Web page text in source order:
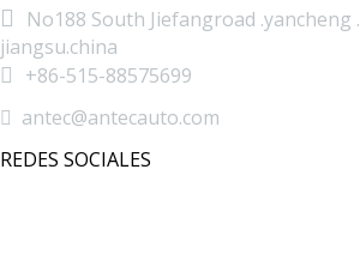

No188 South Jiefangroad .yancheng .
jiangsu.china
 +86-515-88575699
 antec@antecauto.com
REDES SOCIALES